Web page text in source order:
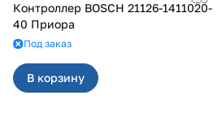
Контроллер BOSCH 21126-1411020-
40 Приора
Под заказ
В корзину